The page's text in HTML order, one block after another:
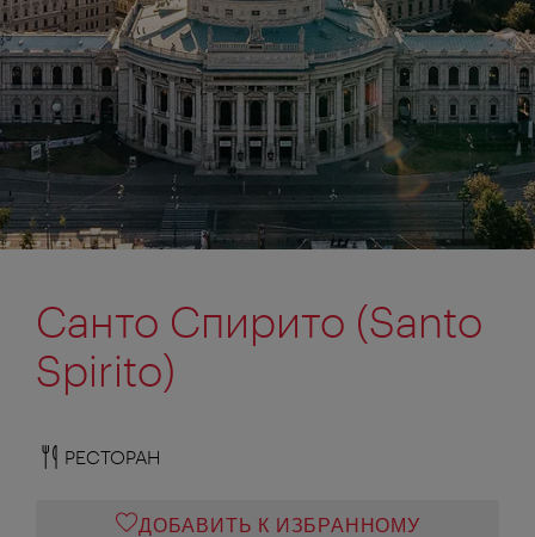
Санто Спирито (Santo
Spirito)
РЕСТОРАН
ДОБАВИТЬ К ИЗБРАННОМУ